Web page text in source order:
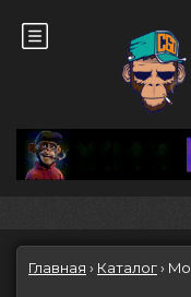
Главная › Каталог›